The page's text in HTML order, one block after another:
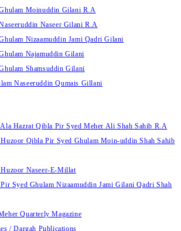
Moinuddin Gilani R.A
Naseer Gilani R.A
Nizaamuddin Jami Qadri Gilani
Najamuddin Gilani
Shamsuddin Gilani
Naseeruddin Qumais Gillani
Hazrat Qibla Pir Syed Meher Ali Shah Sahib R.A
Qibla Pir Syed Ghulam Moin-uddin Shah Sahib
Naseer-E-Millat
Syed Ghulam Nizaamuddin Jami Gilani Qadri Shah
Quarterly Magazine
/ Dargah Publications